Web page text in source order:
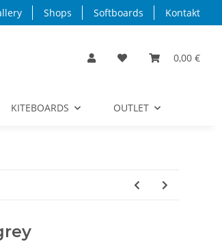
Shops Softboards Kontakt
0,00 €
KITEBOARDS OUTLET